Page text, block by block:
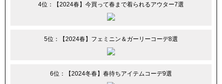
4位：【2024春】今買って春まで着られるアウター7選
5位：【2024春】フェミニン＆ガーリーコーデ8選
6位：【2024冬春】春待ちアイテムコーデ9選